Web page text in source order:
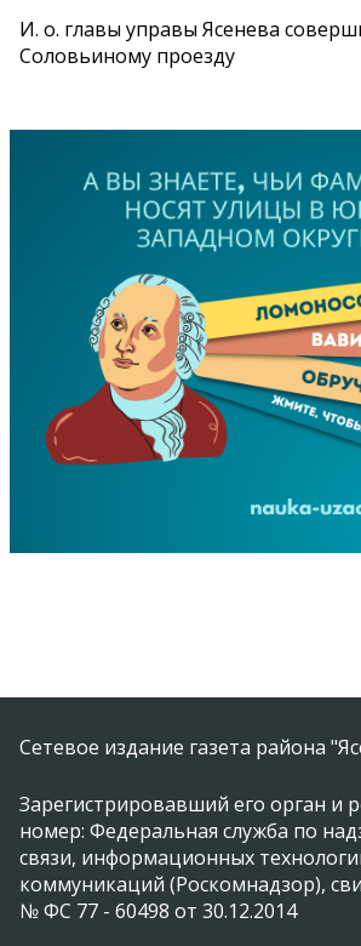
И. о. главы управы Ясенева
Соловьиному проезду
Сетевое издание газета района
Зарегистрировавший его орган и
номер: Федеральная служба по
связи, информационных
коммуникаций (Роскомнадзор),
№ ФС 77 - 60498 от 30.12.2014